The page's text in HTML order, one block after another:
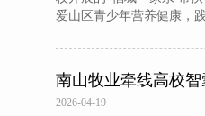
爱山区青少年营养健康，
南山牧业牵线高校
2026-04-19